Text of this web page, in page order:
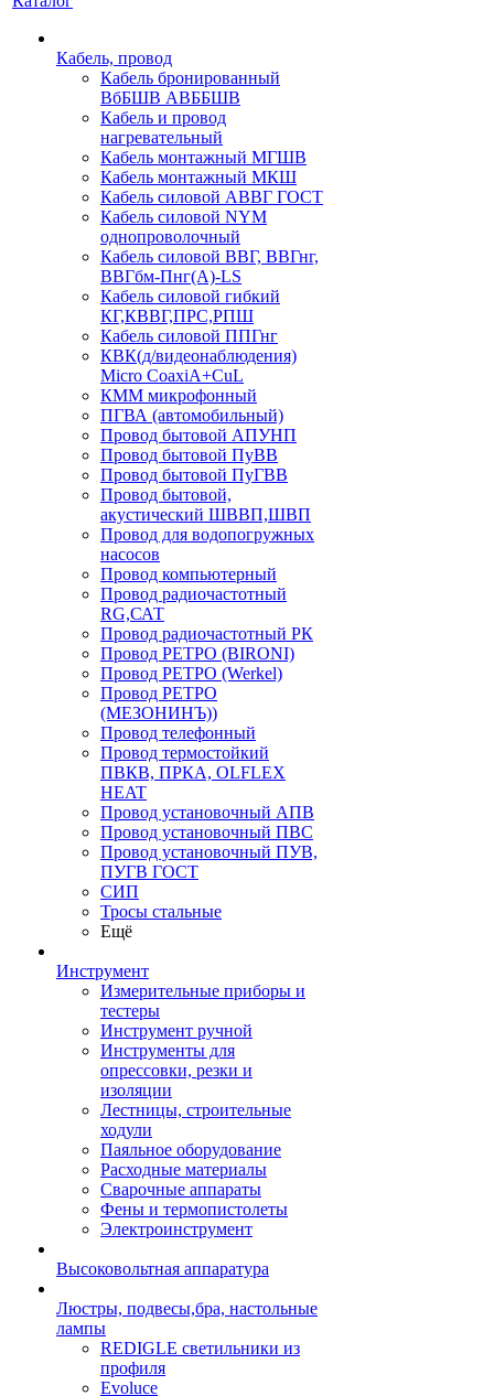
Кабель, провод
Кабель бронированный
ВбБШВ АВББШВ
Кабель и провод
нагревательный
Кабель монтажный МГШВ
Кабель монтажный МКШ
Кабель силовой АВВГ ГОСТ
Кабель силовой NYM
однопроволочный
Кабель силовой ВВГ, ВВГнг,
ВВГбм-Пнг(А)-LS
Кабель силовой гибкий
КГ,КВВГ,ПРС,РПШ
Кабель силовой ППГнг
КВК(д/видеонаблюдения)
Micro CoaxiA+CuL
КММ микрофонный
ПГВА (автомобильный)
Провод бытовой АПУНП
Провод бытовой ПуВВ
Провод бытовой ПуГВВ
Провод бытовой,
акустический ШВВП,ШВП
Провод для водопогружных
насосов
Провод компьютерный
Провод радиочастотный
RG,САТ
Провод радиочастотный РК
Провод РЕТРО (BIRONI)
Провод РЕТРО (Werkel)
Провод РЕТРО
(МЕЗОНИНЪ))
Провод телефонный
Провод термостойкий
ПВКВ, ПРКА, OLFLEX
HEAT
Провод установочный АПВ
Провод установочный ПВС
Провод установочный ПУВ,
ПУГВ ГОСТ
СИП
Тросы стальные
Ещё
Инструмент
Измерительные приборы и
тестеры
Инструмент ручной
Инструменты для
опрессовки, резки и
изоляции
Лестницы, строительные
ходули
Паяльное оборудование
Расходные материалы
Сварочные аппараты
Фены и термопистолеты
Электроинструмент
Высоковольтная аппаратура
Люстры, подвесы,бра, настольные
лампы
REDIGLE светильники из
профиля
Evoluce